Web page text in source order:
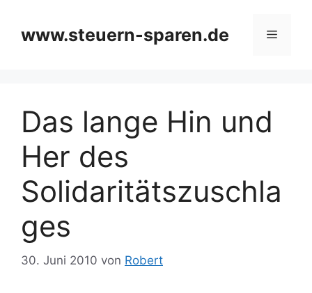
springen
www.steuern-sparen.de Menü
Das lange Hin und
Her des
Solidaritätszuschla
ges
30. Juni 2010 von Robert